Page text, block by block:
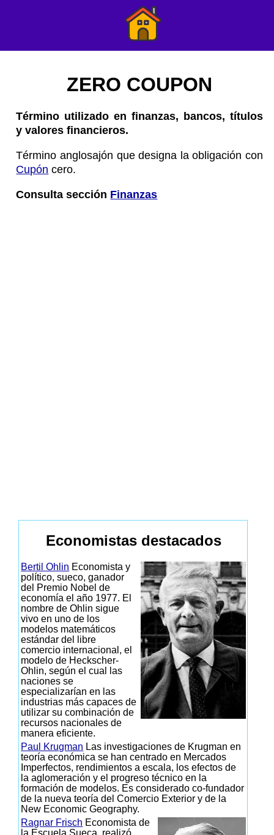
ZERO COUPON
Término utilizado en finanzas, bancos, títulos
y valores financieros.
Término anglosajón que designa la obligación con
Cupón cero.
Consulta sección Finanzas
Economistas destacados
Bertil Ohlin Economista y
político, sueco, ganador
del Premio Nobel de
economía el año 1977. El
nombre de Ohlin sigue
vivo en uno de los
modelos matemáticos
estándar del libre
comercio internacional, el
modelo de Heckscher-
Ohlin, según el cual las
naciones se
especializarían en las
industrias más capaces de
utilizar su combinación de
recursos nacionales de
manera eficiente.
Paul Krugman Las investigaciones de Krugman en
teoría económica se han centrado en Mercados
Imperfectos, rendimientos a escala, los efectos de
la aglomeración y el progreso técnico en la
formación de modelos. Es considerado co-fundador
de la nueva teoría del Comercio Exterior y de la
New Economic Geography.
Ragnar Frisch Economista de